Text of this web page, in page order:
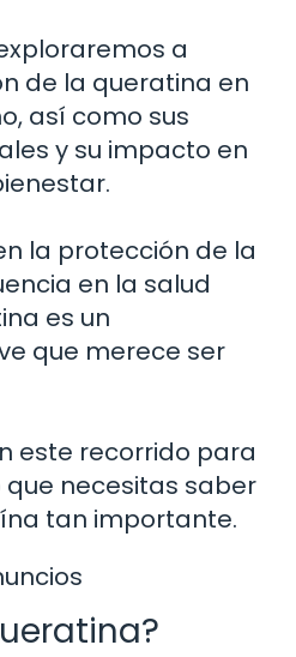
a
de la queratina en
así como sus
y su impacto en
la protección de la
en la salud
es un
que merece ser
este recorrido para
necesitas saber
tan importante.